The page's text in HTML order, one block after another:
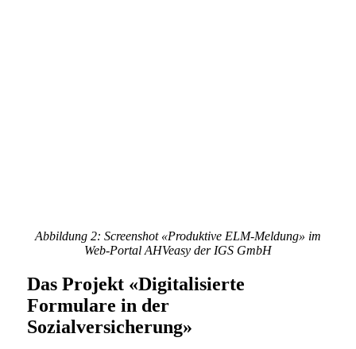
Abbildung 2: Screenshot «Produktive ELM-Meldung» im
Web-Portal AHVeasy der IGS GmbH
Das Projekt «Digitalisierte
Formulare in der
Sozialversicherung»